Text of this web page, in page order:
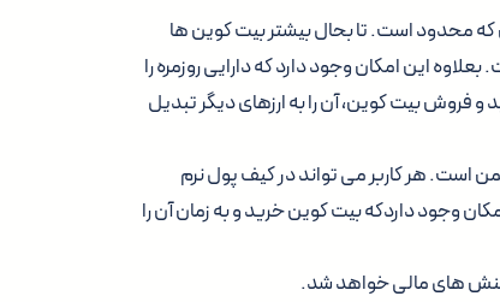
که محدود است. تا بحال بیشتر بیت کوین ها
این امکان وجود دارد که دارایی روزمره را
فروش بیت کوین، آن را به ارزهای دیگر تبدیل
است. هر کاربر می تواند در کیف پول نرم
وجود داردکه بیت کوین خرید و به زمان آن را
های مالی خواهد شد.